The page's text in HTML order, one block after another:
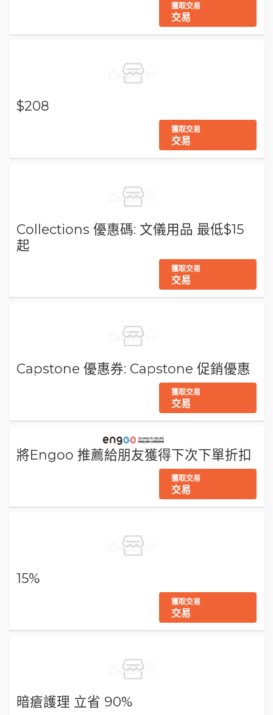
獲取交易
交易
$208
獲取交易
交易
Collections 優惠碼: 文儀用品 最低$15
起
獲取交易
交易
Capstone 優惠券: Capstone 促銷優惠
獲取交易
交易
將Engoo 推薦給朋友獲得下次下單折扣
獲取交易
交易
15%
獲取交易
交易
暗瘡護理 立省 90%